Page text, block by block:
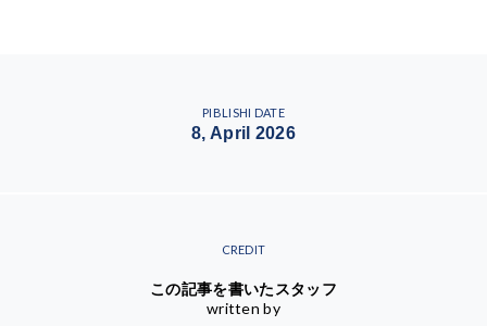
PIBLISHI DATE
8, April 2026
CREDIT
この記事を書いたスタッフ
written by